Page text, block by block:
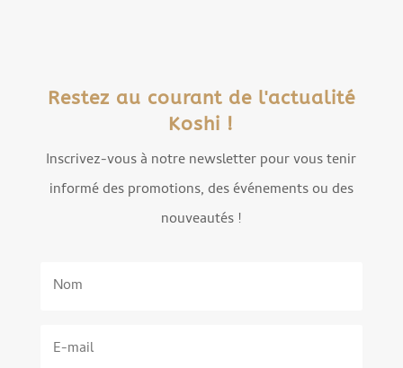
Restez au courant de l'actualité
Koshi !
Inscrivez-vous à notre newsletter pour vous tenir
informé des promotions, des événements ou des
nouveautés !